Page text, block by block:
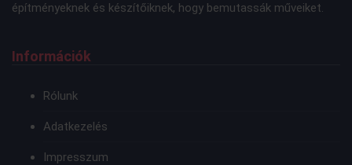
építményeknek és készítőiknek, hogy bemutassák műveiket.
Információk
Rólunk
Adatkezelés
Impresszum